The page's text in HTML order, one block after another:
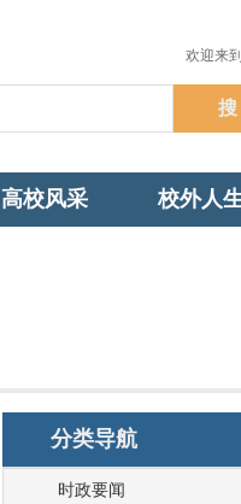
欢迎来
高校风采 校外人
分类导航
时政要闻